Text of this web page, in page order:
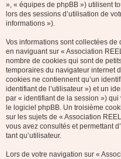
», « équipes de phpBB ») utilisent
lors des sessions d’utilisation de
informations »).
Vos informations sont collectées
en naviguant sur « Association
nombre de cookies qui sont de
temporaires du navigateur internet
cookies ne contiennent qu’un
identifiant de l’utilisateur ») et un
par « identifiant de la session »)
le logiciel phpBB. Un troisième
sur les sujets de « Association
vous avez consultés et permettant
tant qu’utilisateur.
Lors de votre navigation sur «